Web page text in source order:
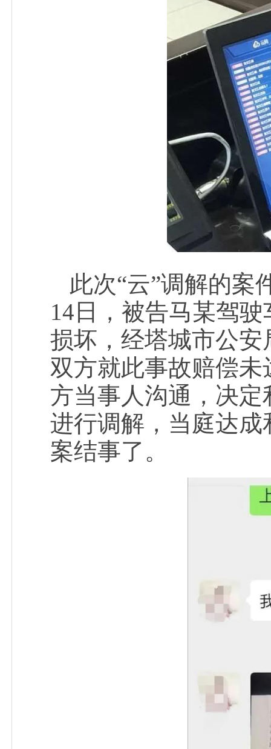
此次“云”调解的案
14日，被告马某驾
损坏，经塔城市公
双方就此事故赔偿
方当事人沟通，决
进行调解，当庭达
案结事了。